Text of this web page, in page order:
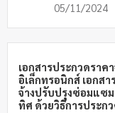
05/11/2024
เอกสารประกวดราค
อิเล็กทรอนิกส์ เอกส
จ้างปรับปรุงซ่อมแซม
ทิศ ด้วยวิธีการประก